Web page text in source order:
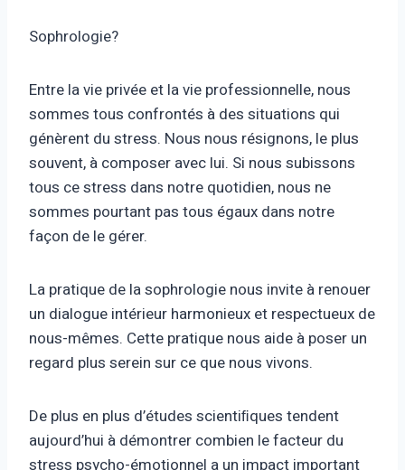
Sophrologie?
Entre la vie privée et la vie professionnelle, nous
sommes tous confrontés à des situations qui
génèrent du stress. Nous nous résignons, le plus
souvent, à composer avec lui. Si nous subissons
tous ce stress dans notre quotidien, nous ne
sommes pourtant pas tous égaux dans notre
façon de le gérer.
La pratique de la sophrologie nous invite à renouer
un dialogue intérieur harmonieux et respectueux de
nous-mêmes. Cette pratique nous aide à poser un
regard plus serein sur ce que nous vivons.
De plus en plus d’études scientiﬁques tendent
aujourd’hui à démontrer combien le facteur du
stress psycho-émotionnel a un impact important